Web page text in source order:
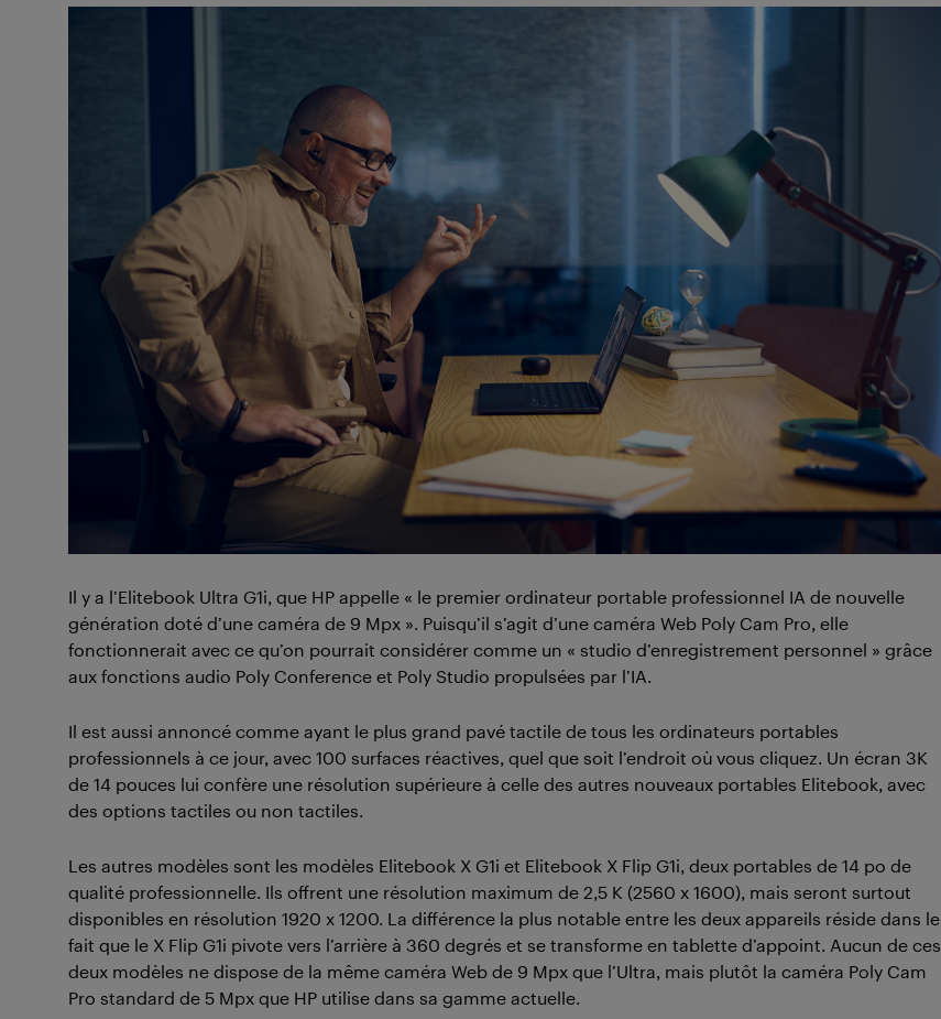
Il y a l’Elitebook Ultra G1i, que HP appelle « le premier ordinateur portable professionnel IA de nouvelle
génération doté d’une caméra de 9 Mpx ». Puisqu’il s’agit d’une caméra Web Poly Cam Pro, elle
fonctionnerait avec ce qu’on pourrait considérer comme un « studio d’enregistrement personnel » grâce
aux fonctions audio Poly Conference et Poly Studio propulsées par l’IA.
Il est aussi annoncé comme ayant le plus grand pavé tactile de tous les ordinateurs portables
professionnels à ce jour, avec 100 surfaces réactives, quel que soit l’endroit où vous cliquez. Un écran 3K
de 14 pouces lui confère une résolution supérieure à celle des autres nouveaux portables Elitebook, avec
des options tactiles ou non tactiles.
Les autres modèles sont les modèles Elitebook X G1i et Elitebook X Flip G1i, deux portables de 14 po de
qualité professionnelle. Ils offrent une résolution maximum de 2,5 K (2560 x 1600), mais seront surtout
disponibles en résolution 1920 x 1200. La différence la plus notable entre les deux appareils réside dans le
fait que le X Flip G1i pivote vers l’arrière à 360 degrés et se transforme en tablette d’appoint. Aucun de ces
deux modèles ne dispose de la même caméra Web de 9 Mpx que l’Ultra, mais plutôt la caméra Poly Cam
Pro standard de 5 Mpx que HP utilise dans sa gamme actuelle.